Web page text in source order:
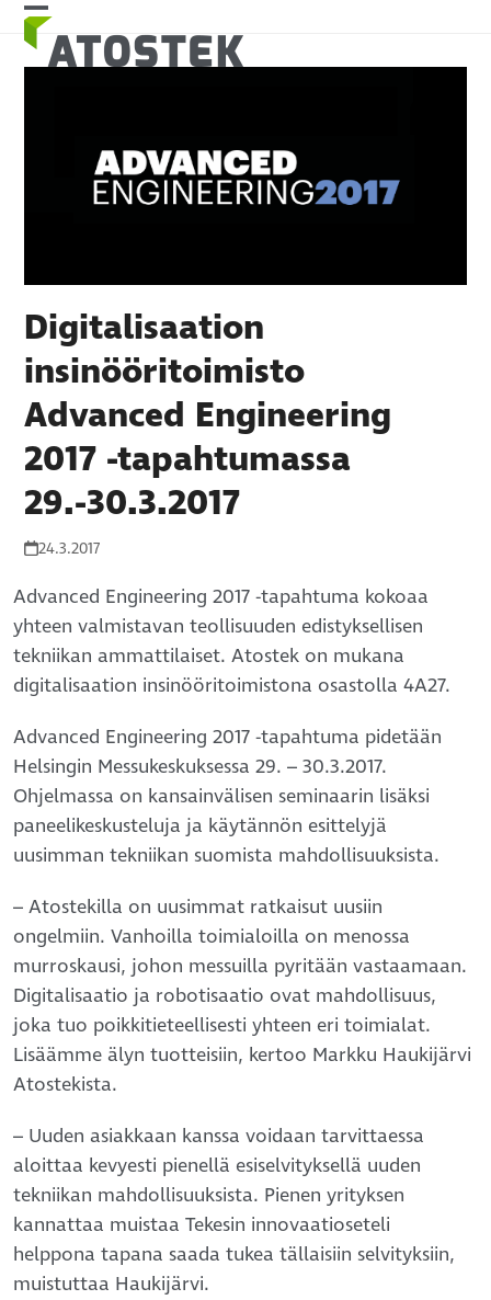
Skip
content
Open
mobile
Close
mobile
Digitalisaation
insinööritoimisto
Advanced Engineering
2017 -tapahtumassa
29.-30.3.2017
24.3.2017
Advanced Engineering 2017 -tapahtuma kokoaa
yhteen valmistavan teollisuuden edistyksellisen
tekniikan ammattilaiset. Atostek on mukana
digitalisaation insinööritoimistona osastolla 4A27.
Advanced Engineering 2017 -tapahtuma pidetään
Helsingin Messukeskuksessa 29. – 30.3.2017.
Ohjelmassa on kansainvälisen seminaarin lisäksi
paneelikeskusteluja ja käytännön esittelyjä
uusimman tekniikan suomista mahdollisuuksista.
– Atostekilla on uusimmat ratkaisut uusiin
ongelmiin. Vanhoilla toimialoilla on menossa
murroskausi, johon messuilla pyritään vastaamaan.
Digitalisaatio ja robotisaatio ovat mahdollisuus,
joka tuo poikkitieteellisesti yhteen eri toimialat.
Lisäämme älyn tuotteisiin, kertoo Markku Haukijärvi
Atostekista.
– Uuden asiakkaan kanssa voidaan tarvittaessa
aloittaa kevyesti pienellä esiselvityksellä uuden
tekniikan mahdollisuuksista. Pienen yrityksen
kannattaa muistaa Tekesin innovaatioseteli
helppona tapana saada tukea tällaisiin selvityksiin,
muistuttaa Haukijärvi.